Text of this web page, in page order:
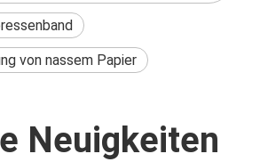
von nassem Papier
Neuigkeiten